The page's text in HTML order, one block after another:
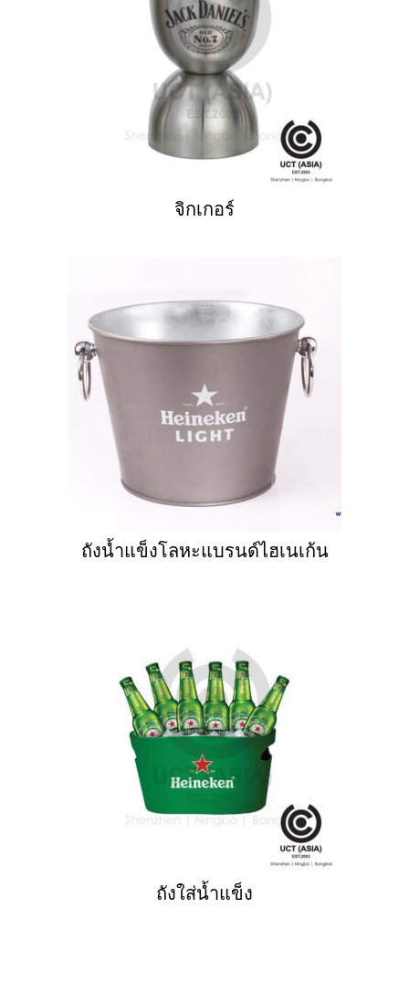
จิกเกอร์
ถังน้ำแข็งโลหะแบรนด์ไฮเนเก้น
ถังใส่น้ำแข็ง